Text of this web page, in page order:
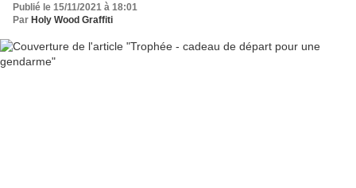
Publié le 15/11/2021 à 18:01
Par Holy Wood Graffiti